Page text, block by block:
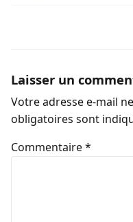
Laisser un
Votre adresse e-mail
obligatoires sont
Commentaire*